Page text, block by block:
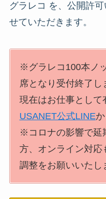
グラレコ を、公開許
せていただきます。
※グラレコ100本ノ
席となり受付終了し
現在はお仕事として
USANET公式LINE
※コロナの影響で延
方、オンライン対応
調整をお願いいたし